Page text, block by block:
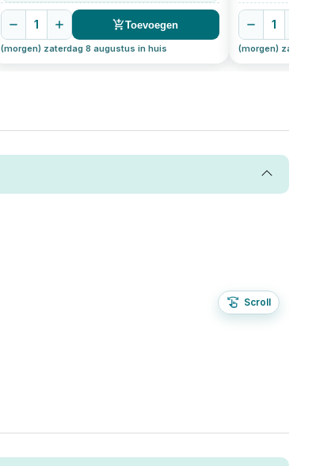
1 Toevoegen
(morgen) zaterdag 8 augustus in huis
1
(morgen)
Scroll